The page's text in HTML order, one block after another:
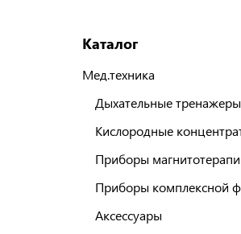
Каталог
Мед.техника
Дыхательные тренажеры
Кислородные
Приборы
Приборы комплексной
Аксессуары